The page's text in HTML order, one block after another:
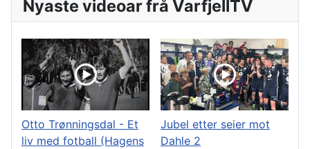
Nyaste videoar frå VarfjellTV
Otto Trønningsdal - Et
liv med fotball (Hagens
Jubel etter seier mot
Dahle 2